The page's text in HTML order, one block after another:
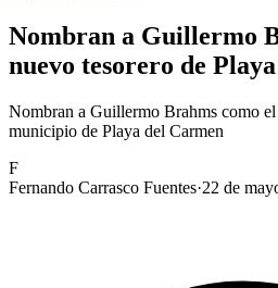
Nombran a Guillermo
nuevo tesorero de
Nombran a Guillermo Brahms como
municipio de Playa del Carmen
F
Fernando Carrasco Fuentes·22 de